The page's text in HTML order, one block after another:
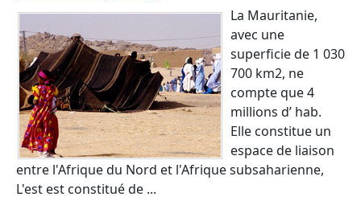
La Mauritanie,
avec une
superficie de 1 030
700 km2, ne
compte que 4
millions d’ hab.
Elle constitue un
espace de liaison
entre l'Afrique du Nord et l'Afrique subsaharienne,
L'est est constitué de ...